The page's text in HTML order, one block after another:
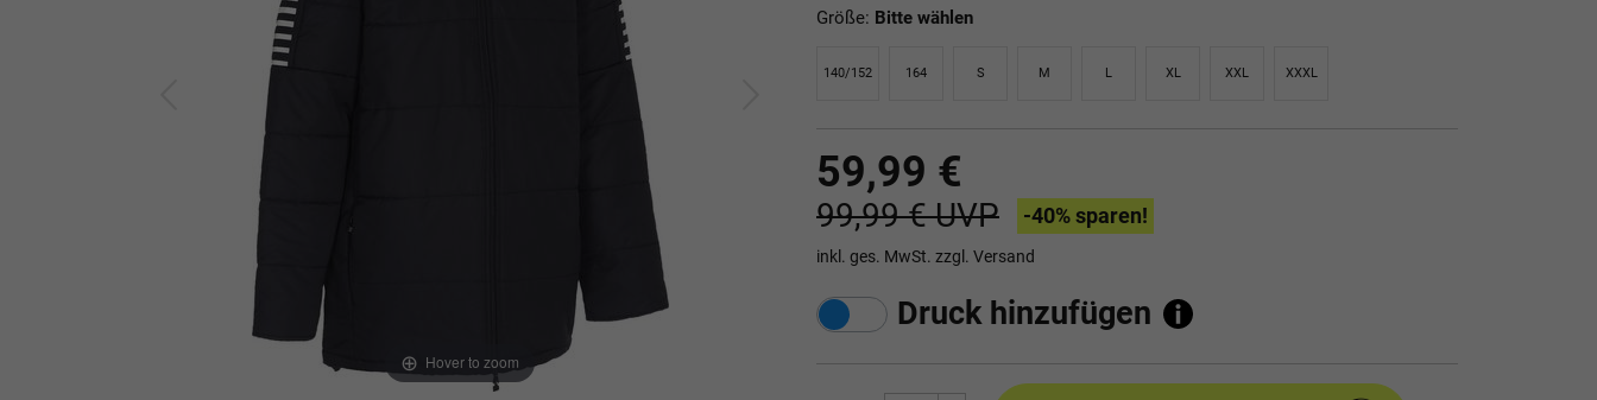
Hover to zoom
Größe: Bitte wählen
140/152 164 S M L XL XXL XXXL
59,99 €
99,99 €UVP -40% sparen!
inkl. ges. MwSt. zzgl. Versand
Druck hinzufügen